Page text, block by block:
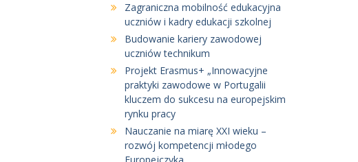
Zagraniczna mobilność edukacyjna
uczniów i kadry edukacji szkolnej
Budowanie kariery zawodowej
uczniów technikum
Projekt Erasmus+ „Innowacyjne
praktyki zawodowe w Portugalii
kluczem do sukcesu na europejskim
rynku pracy
Nauczanie na miarę XXI wieku –
rozwój kompetencji młodego